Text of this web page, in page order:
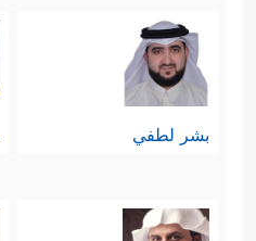
بشر لطفي